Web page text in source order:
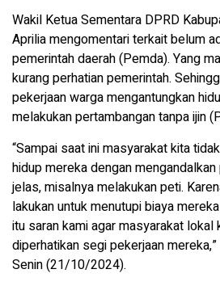
Wakil Ketua Sementara DPRD
Aprilia mengomentari terkait belum
pemerintah daerah (Pemda). Yang
kurang perhatian pemerintah.
pekerjaan warga mengantungkan
melakukan pertambangan tanpa ijin
“Sampai saat ini masyarakat kita
hidup mereka dengan
jelas, misalnya melakukan peti.
lakukan untuk menutupi biaya
itu saran kami agar masyarakat lokal
diperhatikan segi pekerjaan
Senin (21/10/2024).